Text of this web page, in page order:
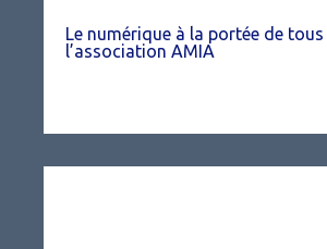
Le numérique à la portée de tous
l’association AMIA